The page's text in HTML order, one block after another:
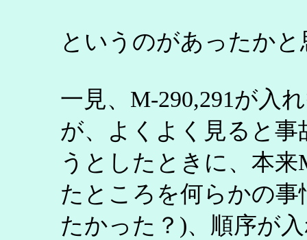
というのがあったか
一見、M-290,291が入
が、よくよく見ると事
うとしたときに、本
たところを何らかの
たかった？)、順序が